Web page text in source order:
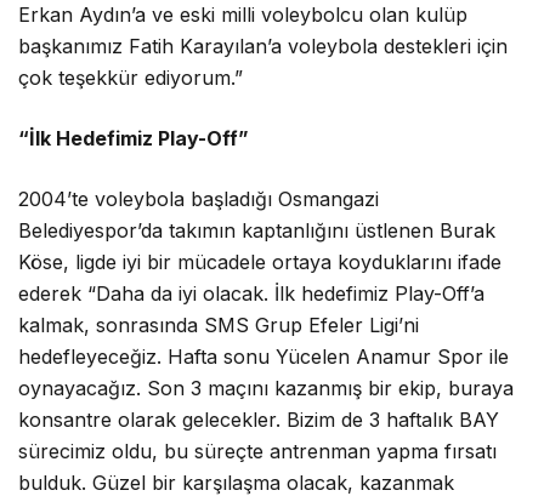
Erkan Aydın’a ve eski milli voleybolcu olan kulüp
başkanımız Fatih Karayılan’a voleybola destekleri için
çok teşekkür ediyorum.”
“İlk Hedefimiz Play-Off”
2004’te voleybola başladığı Osmangazi
Belediyespor’da takımın kaptanlığını üstlenen Burak
Köse, ligde iyi bir mücadele ortaya koyduklarını ifade
ederek “Daha da iyi olacak. İlk hedefimiz Play-Off’a
kalmak, sonrasında SMS Grup Efeler Ligi’ni
hedefleyeceğiz. Hafta sonu Yücelen Anamur Spor ile
oynayacağız. Son 3 maçını kazanmış bir ekip, buraya
konsantre olarak gelecekler. Bizim de 3 haftalık BAY
sürecimiz oldu, bu süreçte antrenman yapma fırsatı
bulduk. Güzel bir karşılaşma olacak, kazanmak